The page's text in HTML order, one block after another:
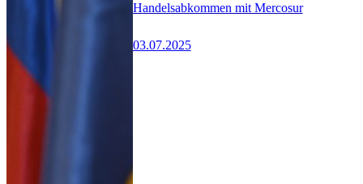
Handelsabkommen mit Mercosur
03.07.2025